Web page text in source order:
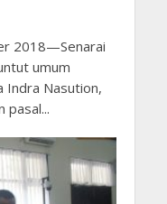
2018—Senarai
umum
Indra Nasution,
pasal...